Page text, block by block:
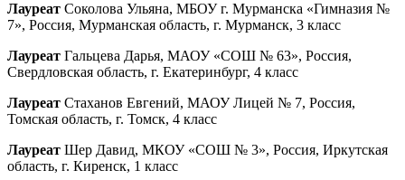
Лауреат Соколова Ульяна, МБОУ г. Мурманска «Гимназия №
7», Россия, Мурманская область, г. Мурманск, 3 класс
Лауреат Гальцева Дарья, МАОУ «СОШ № 63», Россия,
Свердловская область, г. Екатеринбург, 4 класс
Лауреат Стаханов Евгений, МАОУ Лицей № 7, Россия,
Томская область, г. Томск, 4 класс
Лауреат Шер Давид, МКОУ «СОШ № 3», Россия, Иркутская
область, г. Киренск, 1 класс